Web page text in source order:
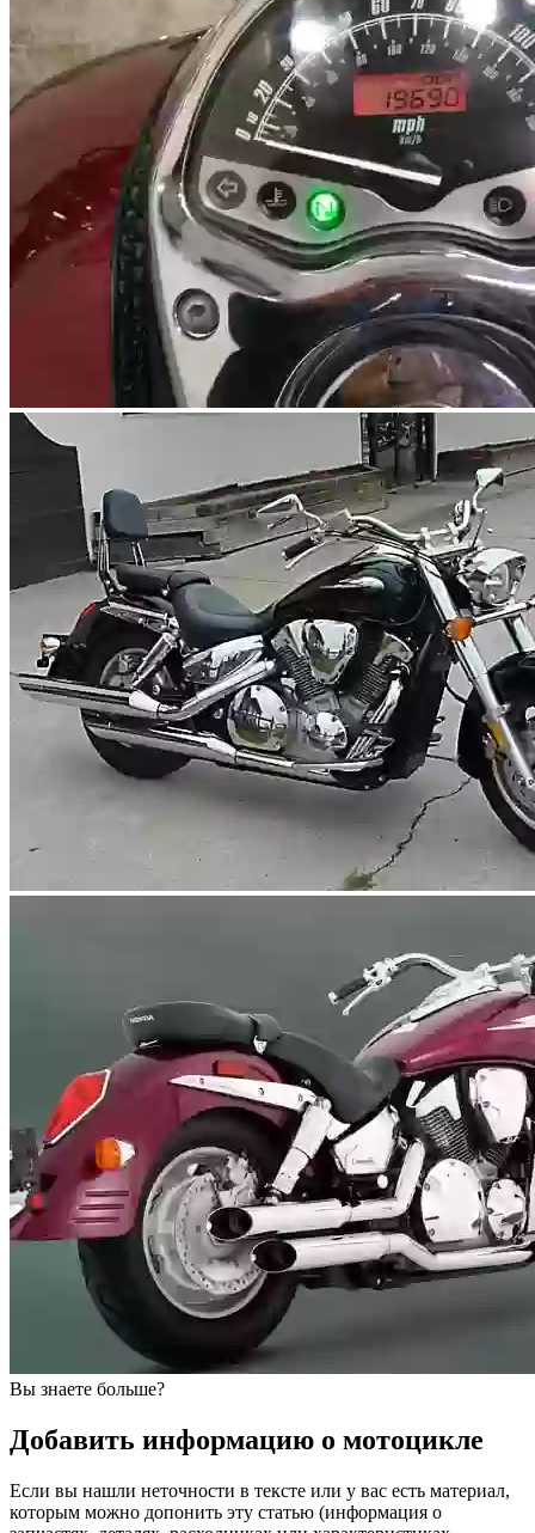
Вы знаете больше?
Добавить информацию о мотоцикле
Если вы нашли неточности в тексте или у вас есть материал,
которым можно допонить эту статью (информация о